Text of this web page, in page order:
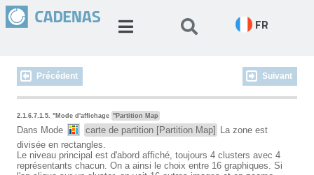
FR
Précédent Suivant
2.1.6.7.1.5. "Mode d'affichage "Partition Map
Dans Mode carte de partition [Partition Map]
La zone est
divisée en rectangles.
Le niveau principal est d'abord affiché, toujours 4 clusters avec 4
représentants chacun. On a ainsi le choix entre 16 graphiques. Si